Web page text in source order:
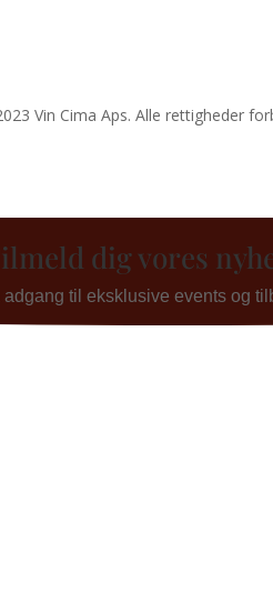
Vin Cima Aps. Alle rettigheder
dig vores
til eksklusive events og